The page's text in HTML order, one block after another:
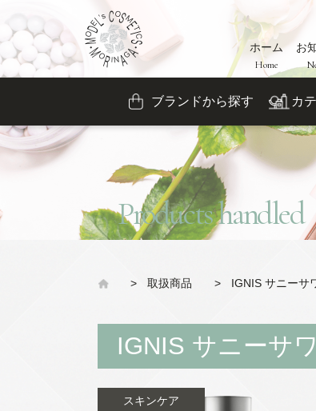
ホーム
Home
お
ブランドから探す カ
Products handled
> 取扱商品 > IGNIS サニーサ
IGNIS サニーサ
スキンケア